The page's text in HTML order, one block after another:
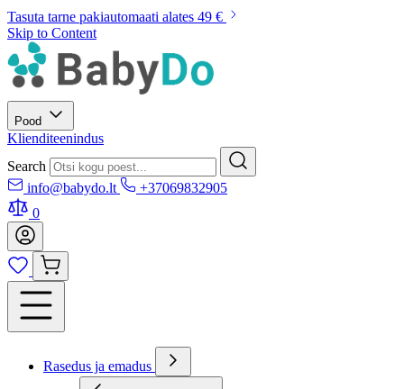
Tasuta tarne pakiautomaati alates 49 €
Skip to Content
Pood
Klienditeenindus
Search
info@babydo.lt
+37069832905
0
Rasedus ja emadus